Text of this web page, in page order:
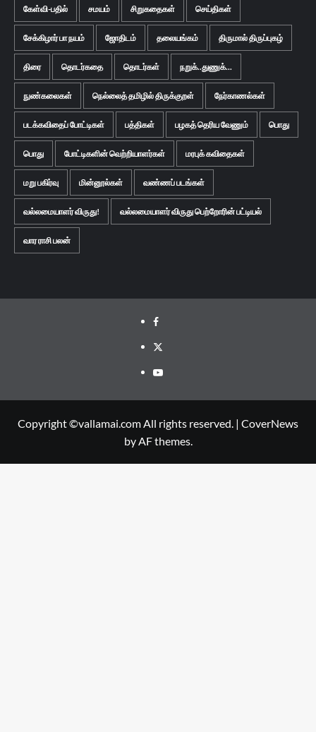
கேள்வி-பதில் சமயம் சிறுகதைகள் செய்திகள்
சேக்கிழார் பா நயம் ஜோதிடம் தலையங்கம் திருமால் திருப்புகழ்
திரை தொடர்கதை தொடர்கள் நறுக்..துணுக்...
நுண்கலைகள் நெல்லைத் தமிழில் திருக்குறள் நேர்காணல்கள்
படக்கவிதைப் போட்டிகள் பத்திகள் பழகத் தெரிய வேணும் பொது
பொது போட்டிகளின் வெற்றியாளர்கள் மரபுக் கவிதைகள்
மறு பகிர்வு மின்னூல்கள் வண்ணப் படங்கள்
வல்லமையாளர் விருது! வல்லமையாளர் விருது பெற்றோரின் பட்டியல்
வார ராசி பலன்
Facebook
Twitter
Youtube
Copyright ©vallamai.com All rights reserved. | CoverNews
by AF themes.